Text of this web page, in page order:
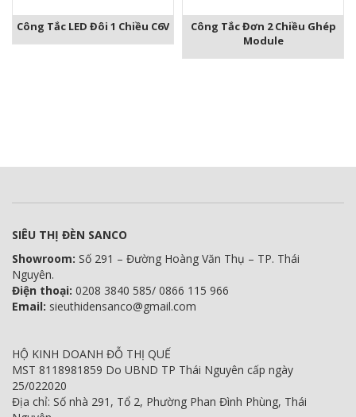
Công Tắc LED Đôi 1 Chiều C6V
Công Tắc Đơn 2 Chiều Ghép
Module
SIÊU THỊ ĐÈN SANCO
Showroom: Số 291 – Đường Hoàng Văn Thụ – TP. Thái
Nguyên.
Điện thoại: 0208 3840 585/ 0866 115 966
Email: sieuthidensanco@gmail.com
HỘ KINH DOANH ĐỖ THỊ QUẾ
MST 8118981859 Do UBND TP Thái Nguyên cấp ngày
25/022020
Địa chỉ: Số nhà 291, Tổ 2, Phường Phan Đình Phùng, Thái